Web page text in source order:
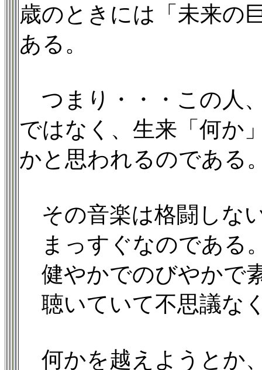
歳のときには「未来の
ある。
つまり・・・この人
ではなく、生来「何か
かと思われるのである
その音楽は格闘しな
まっすぐなのである
健やかでのびやかで
聴いていて不思議な
何かを越えようとか